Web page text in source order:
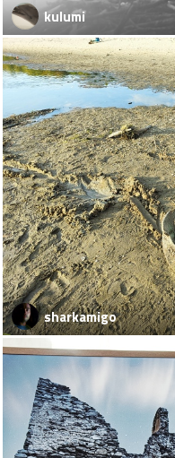
kulumi
sharkamigo